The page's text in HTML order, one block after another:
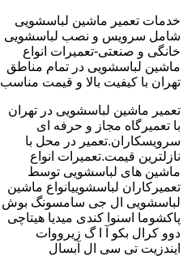
خدمات تعمیر ماشین لباسشویی
شامل سرویس و نصب لباسشویی
خانگی و صنعتی-تعمیرات انواع
ماشین لباسشویی در تمام مناطق
تهران با کیفیت بالا و قیمت مناسب
تعمیر ماشین لباسشویی در تهران
با تعمیرگاه مجاز و حرفه ای
سرویسکاران.تعمیر در محل با
نازلترین قیمت.تعمیرات انواع
ماشین های لباسشویی توسط
تعمیرکاران لباسشوییانواع ماشین
لباسشویی ال جی سامسونگ بوش
پاکشوما اسنوا کندی میدیا هیتاچی
دوو کرال بکو آ ا گ زیرووات
ایندزیت تی سی ال آبسال